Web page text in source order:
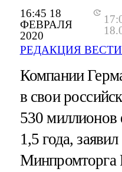
16:45 18
ФЕВРАЛЯ
2020
РЕДАКЦИЯ
Компании
в свои
530
1,5 года, заявил